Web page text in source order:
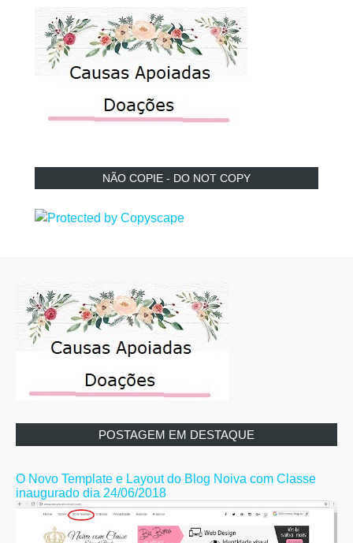
NÃO COPIE - DO NOT COPY
POSTAGEM EM DESTAQUE
O Novo Template e Layout do Blog Noiva com Classe
inaugurado dia 24/06/2018